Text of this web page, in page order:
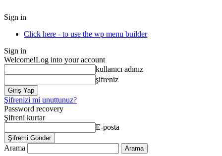
Sign in
Click here - to use the wp menu builder
Sign in
Welcome!Log into your account
kullanıcı adınız
şifreniz
Şifrenizi mi unuttunuz?
Password recovery
Şifreni kurtar
E-posta
Arama